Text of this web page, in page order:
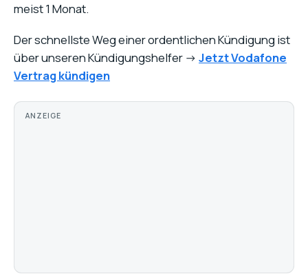
meist 1 Monat.
Der schnellste Weg einer ordentlichen Kündigung ist
über unseren Kündigungshelfer -> Jetzt Vodafone
Vertrag kündigen
ANZEIGE